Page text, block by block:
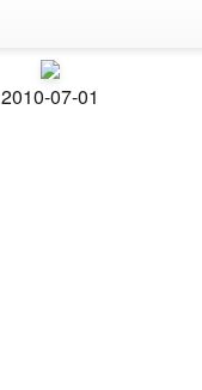
2010-07-01